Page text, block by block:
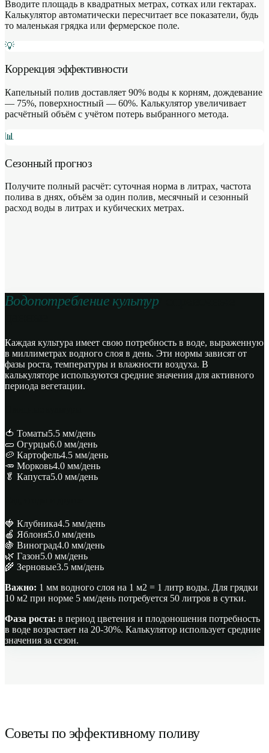
Вводите площадь в квадратных метрах, сотках или гектарах.
Калькулятор автоматически пересчитает все показатели, будь
то маленькая грядка или фермерское поле.
💡
Коррекция эффективности
Капельный полив доставляет 90% воды к корням, дождевание
— 75%, поверхностный — 60%. Калькулятор увеличивает
расчётный объём с учётом потерь выбранного метода.
📊
Сезонный прогноз
Получите полный расчёт: суточная норма в литрах, частота
полива в днях, объём за один полив, месячный и сезонный
расход воды в литрах и кубических метрах.
Водопотребление культур
Каждая культура имеет свою потребность в воде, выраженную
в миллиметрах водного слоя в день. Эти нормы зависят от
фазы роста, температуры и влажности воздуха. В
калькуляторе используются средние значения для активного
периода вегетации.
🍅 Томаты5.5 мм/день
🥒 Огурцы6.0 мм/день
🥔 Картофель4.5 мм/день
🥕 Морковь4.0 мм/день
🥬 Капуста5.0 мм/день
🍓 Клубника4.5 мм/день
🍎 Яблоня5.0 мм/день
🍇 Виноград4.0 мм/день
🌿 Газон5.0 мм/день
🌾 Зерновые3.5 мм/день
Важно: 1 мм водного слоя на 1 м2 = 1 литр воды. Для грядки
10 м2 при норме 5 мм/день потребуется 50 литров в сутки.
Фаза роста: в период цветения и плодоношения потребность
в воде возрастает на 20-30%. Калькулятор использует средние
значения за сезон.
Советы по эффективному поливу